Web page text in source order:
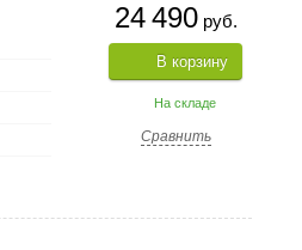
24 490руб.
В корзину
На складе
Сравнить